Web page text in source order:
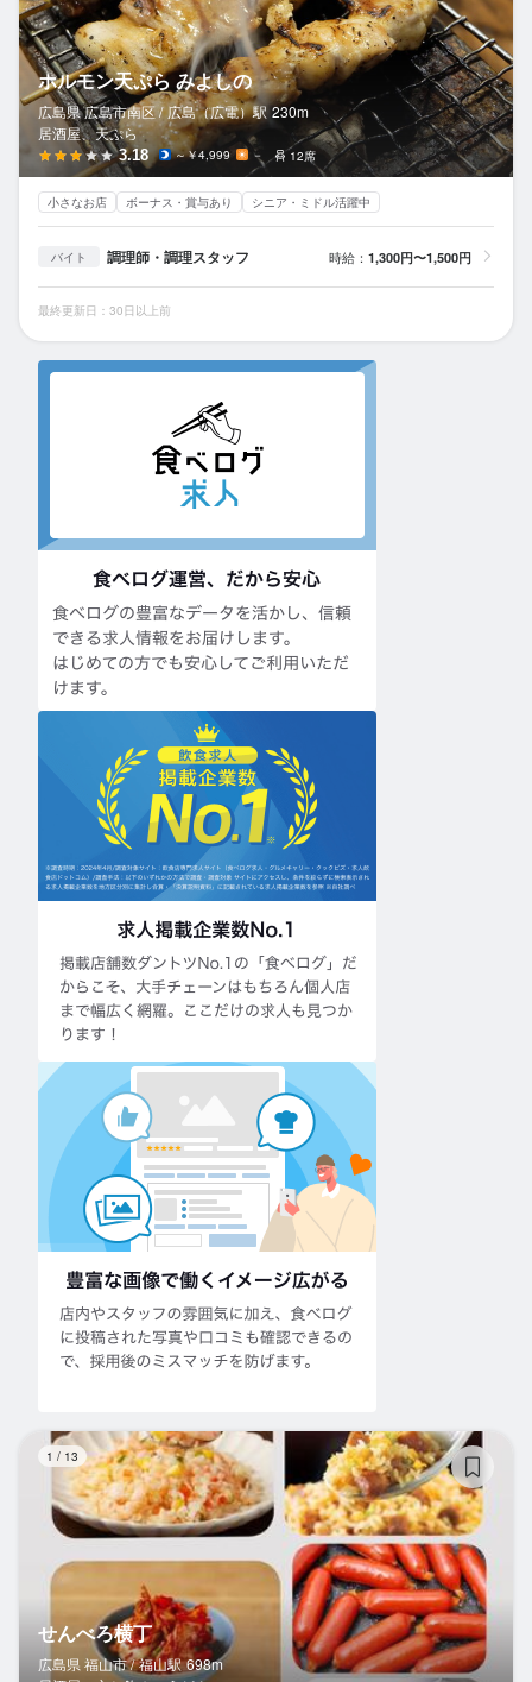
ホルモン天ぷら みよしの
広島県 広島市南区 / 広島（広電）駅 230m
居酒屋、天ぷら
3.18 ～￥4,999 － 12席
小さなお店 ボーナス・賞与あり シニア・ミドル活躍中
バイト 調理師・調理スタッフ 時給： 1,300円〜1,500円
最終更新日：30日以上前
1 / 13
せんべろ横丁
広島県 福山市 / 福山駅 698m